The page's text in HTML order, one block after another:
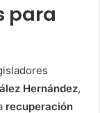
para
Hernández,
recuperación